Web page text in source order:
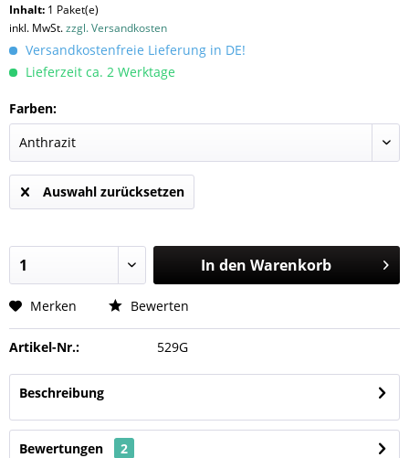
Inhalt: 1 Paket(e)
inkl. MwSt.zzgl. Versandkosten
Versandkostenfreie Lieferung in DE!
Lieferzeit ca. 2 Werktage
Farben:
Auswahl zurücksetzen
In den Warenkorb
Merken Bewerten
Artikel-Nr.: 529G
Beschreibung
Bewertungen
2